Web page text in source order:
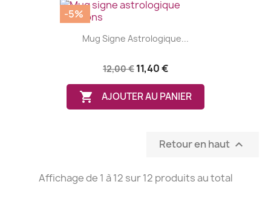
Mug Signe Astrologique...
12,00 € 11,40 €
 AJOUTER AU PANIER
-5%
Retour en haut 
Affichage de 1 à 12 sur 12 produits au total